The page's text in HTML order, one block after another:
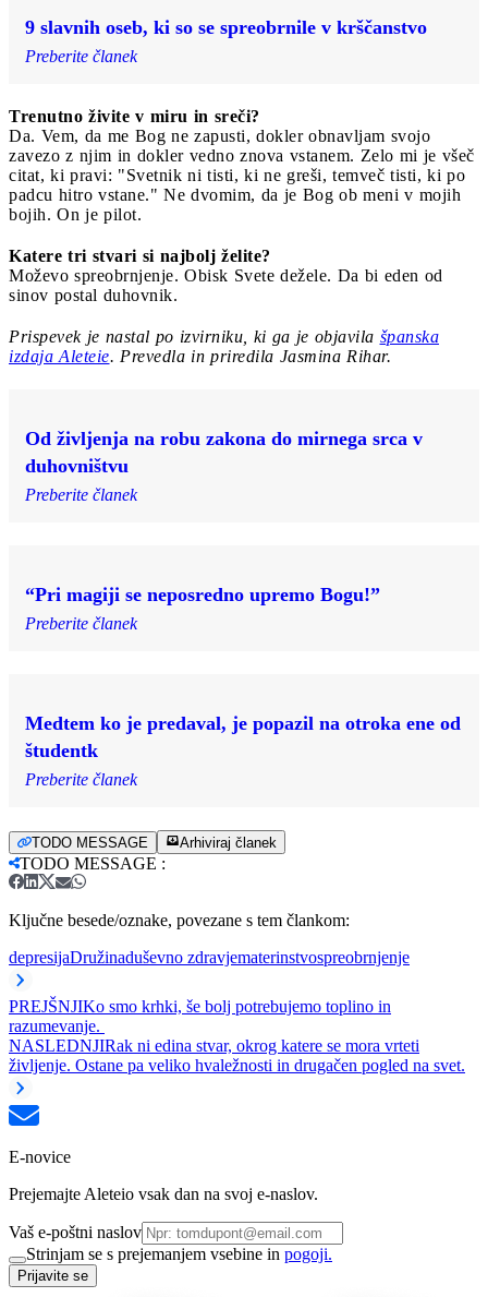
9 slavnih oseb, ki so se spreobrnile v krščanstvo
Preberite članek
Trenutno živite v miru in sreči?
Da. Vem, da me Bog ne zapusti, dokler obnavljam svojo
zavezo z njim in dokler vedno znova vstanem. Zelo mi je všeč
citat, ki pravi: "Svetnik ni tisti, ki ne greši, temveč tisti, ki po
padcu hitro vstane." Ne dvomim, da je Bog ob meni v mojih
bojih. On je pilot.
Katere tri stvari si najbolj želite?
Moževo spreobrnjenje. Obisk Svete dežele. Da bi eden od
sinov postal duhovnik.
Prispevek je nastal po izvirniku, ki ga je objavila španska
izdaja Aleteie. Prevedla in priredila Jasmina Rihar.
Od življenja na robu zakona do mirnega srca v
duhovništvu
Preberite članek
“Pri magiji se neposredno upremo Bogu!”
Preberite članek
Medtem ko je predaval, je popazil na otroka ene od
študentk
Preberite članek
TODO MESSAGE Arhiviraj članek
TODO MESSAGE :
Ključne besede/oznake, povezane s tem člankom:
depresijaDružinaduševno zdravjematerinstvospreobrnjenje
PREJŠNJIKo smo krhki, še bolj potrebujemo toplino in
razumevanje.
NASLEDNJIRak ni edina stvar, okrog katere se mora vrteti
življenje. Ostane pa veliko hvaležnosti in drugačen pogled na svet.
E-novice
Prejemajte Aleteio vsak dan na svoj e-naslov.
Vaš e-poštni naslov
Strinjam se s prejemanjem vsebine in pogoji.
Prijavite se